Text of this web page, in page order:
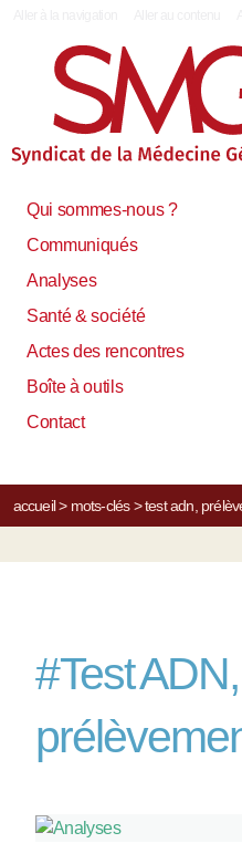
Qui sommes-nous ?
Communiqués
Analyses
Santé & société
Actes des rencontres
Boîte à outils
Contact
accueil> mots-clés> test adn,
#Test ADN,